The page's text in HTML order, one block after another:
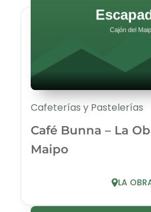
Cafeterías y Pastelerías
Café Bunna – La
Maipo
LA